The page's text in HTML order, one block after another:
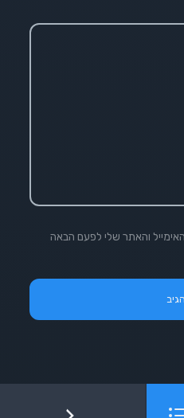
והאתר שלי לפעם הבאה